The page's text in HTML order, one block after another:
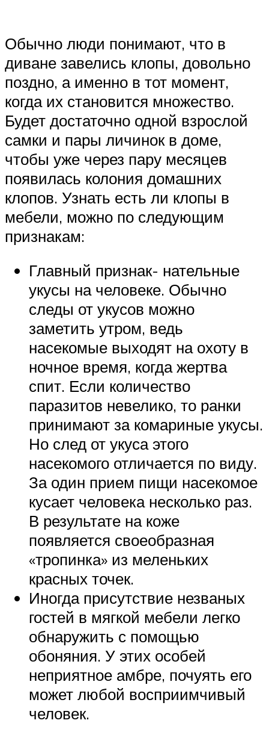
Обычно люди понимают, что в
диване завелись клопы, довольно
поздно, а именно в тот момент,
когда их становится множество.
Будет достаточно одной взрослой
самки и пары личинок в доме,
чтобы уже через пару месяцев
появилась колония домашних
клопов. Узнать есть ли клопы в
мебели, можно по следующим
признакам:
Главный признак- нательные
укусы на человеке. Обычно
следы от укусов можно
заметить утром, ведь
насекомые выходят на охоту в
ночное время, когда жертва
спит. Если количество
паразитов невелико, то ранки
принимают за комариные укусы.
Но след от укуса этого
насекомого отличается по виду.
За один прием пищи насекомое
кусает человека несколько раз.
В результате на коже
появляется своеобразная
«тропинка» из меленьких
красных точек.
Иногда присутствие незваных
гостей в мягкой мебели легко
обнаружить с помощью
обоняния. У этих особей
неприятное амбре, почуять его
может любой восприимчивый
человек.